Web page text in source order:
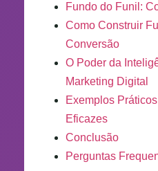
Fundo do Funil:
Como Construir
Conversão
O Poder da
Marketing Digital
Exemplos
Eficazes
Conclusão
Perguntas